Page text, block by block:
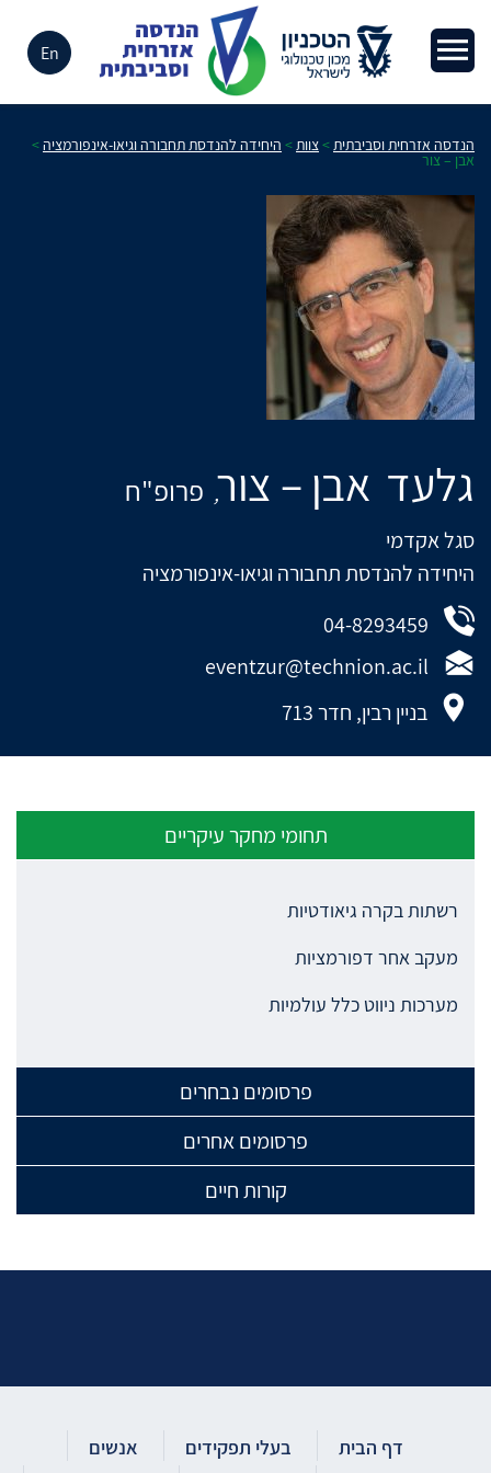
En
הנדסה אזרחית וסביבתית>צוות> היחידה להנדסת תחבורה וגיאו-אינפורמציה>
אבן – צור
גלעד אבן – צור, פרופ"ח
סגל אקדמי
היחידה להנדסת תחבורה וגיאו-אינפורמציה
04-8293459
eventzur@technion.ac.il
בניין רבין, חדר 713
תחומי מחקר עיקריים
רשתות בקרה גיאודטיות
מעקב אחר דפורמציות
מערכות ניווט כלל עולמיות
פרסומים נבחרים
פרסומים אחרים
קורות חיים
דף הבית בעלי תפקידים
אנשים